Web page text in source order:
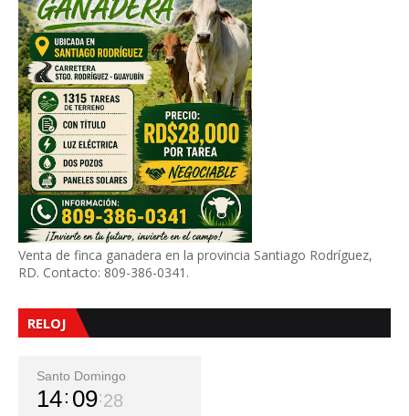
Venta de finca ganadera en la provincia Santiago Rodríguez,
RD. Contacto: 809-386-0341.
RELOJ
Santo Domingo
14 09 30